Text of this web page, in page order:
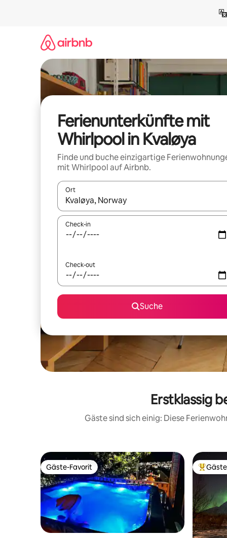
Ferienunterkünfte mit
Whirlpool in Kvaløya
Finde und buche einzigartige
mit Whirlpool auf Airbnb.
Ort
Wenn Ergebnisse verfügbar sind, navigiere mit
Check-in
Check-out
Suche
Erstklassig
Gäste sind sich einig: Diese
Gäste-Favorit
Gäste-Favorit